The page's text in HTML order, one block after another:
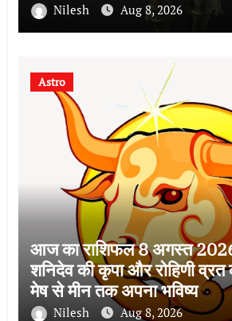
Nilesh Aug 8, 2026
Astro
आज का राशिफल 8 अगस्त
शनिदेव की कृपा और रोहिणी
मेष से मीन तक अपना भविष्य
Nilesh Aug 8, 2026